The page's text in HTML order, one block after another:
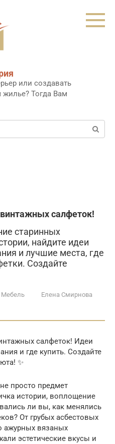
или создавать
Тогда Вам
салфеток!
старинных
найдите идеи
и лучшие места, где
Создайте
Мебель Елена Смирнова
салфеток! Идеи
и где купить. Создайте
✨
просто предмет
истории, воплощение
ли вы, как менялись
От грубых асбестовых
ажурных вязаных
эстетические вкусы и